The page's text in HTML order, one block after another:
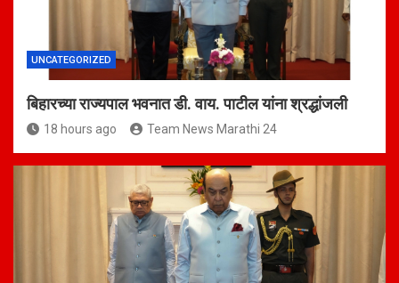
UNCATEGORIZED
बिहारच्या राज्यपाल भवनात डी. वाय. पाटील यांना श्रद्धांजली
18 hours ago Team News Marathi 24